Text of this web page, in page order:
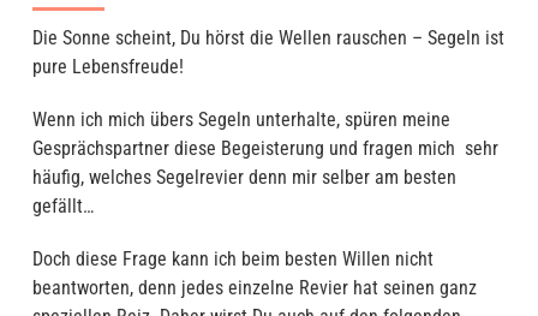
Die Sonne scheint, Du hörst die Wellen rauschen – Segeln ist
pure Lebensfreude!
Wenn ich mich übers Segeln unterhalte, spüren meine
Gesprächspartner diese Begeisterung und fragen mich sehr
häufig, welches Segelrevier denn mir selber am besten
gefällt…
Doch diese Frage kann ich beim besten Willen nicht
beantworten, denn jedes einzelne Revier hat seinen ganz